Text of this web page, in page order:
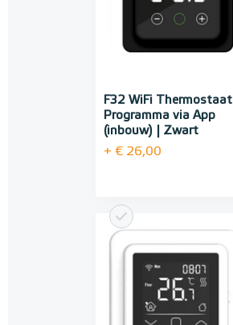
F32 WiFi Thermostaat
Programma via App
(inbouw) | Zwart
+ € 26,00